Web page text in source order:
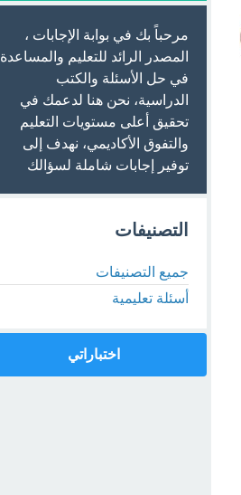
مرحباً بك في بوابة الإجابات ،
المصدر الرائد للتعليم والمساعدة
في حل الأسئلة والكتب
الدراسية، نحن هنا لدعمك في
تحقيق أعلى مستويات التعليم
والتفوق الأكاديمي، نهدف إلى
توفير إجابات شاملة لسؤالك
التصنيفات
جميع التصنيفات
أسئلة تعليمية
اختباراتي